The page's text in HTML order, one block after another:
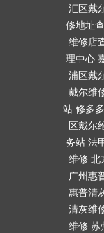
汇区戴
修地址
维修店
理中心
浦区戴
戴尔维
站 修多多
区戴尔
务站 法
维修 北
广州惠
惠普清
清灰维
维修 苏